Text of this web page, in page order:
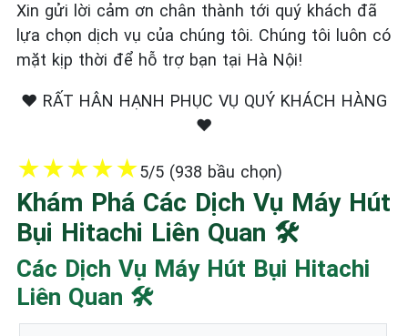
Xin gửi lời cảm ơn chân thành tới quý khách đã
lựa chọn dịch vụ của chúng tôi. Chúng tôi luôn có
mặt kịp thời để hỗ trợ bạn tại Hà Nội!
❤️ RẤT HÂN HẠNH PHỤC VỤ QUÝ KHÁCH HÀNG
❤️
★★★★★5/5 (938 bầu chọn)
Khám Phá Các Dịch Vụ Máy Hút
Bụi Hitachi Liên Quan 🛠️
Các Dịch Vụ Máy Hút Bụi Hitachi
Liên Quan 🛠️